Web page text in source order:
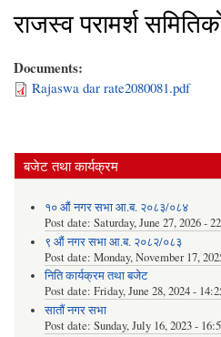
राजस्व परामर्श
Documents:
Rajaswa dar rate2080081.pdf
बजेट तथा कार्यक्रम
१० औं नगर सभा आ.ब. २०८३/०८४
Post date: Saturday, June 27, 2026 -
९ औं नगर सभा आ.ब. २०८२/०८३
Post date: Monday, November 17,
निति कार्यक्रम तथा बजेट
Post date: Friday, June 28, 2024 -
सातौं नगर सभा
Post date: Sunday, July 16, 2023 -